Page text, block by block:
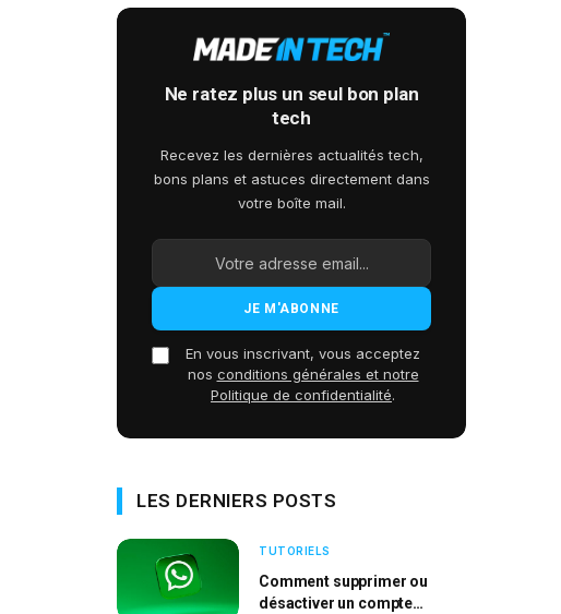
Ne ratez plus un seul bon plan
tech
Recevez les dernières actualités tech,
bons plans et astuces directement dans
votre boîte mail.
En vous inscrivant, vous acceptez
nos conditions générales et notre
Politique de confidentialité.
LES DERNIERS POSTS
TUTORIELS
Comment supprimer ou
désactiver un compte